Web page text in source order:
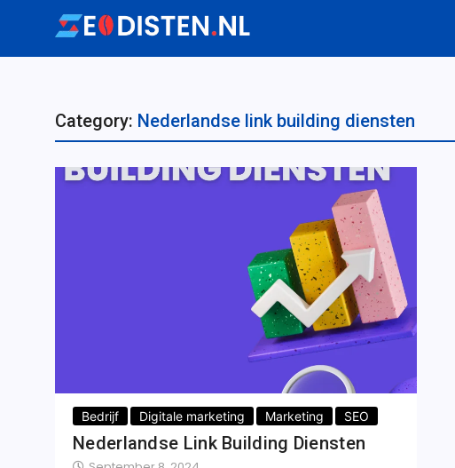
Category: Nederlandse link building diensten
Bedrijf Digitale marketing Marketing SEO
Nederlandse Link Building Diensten